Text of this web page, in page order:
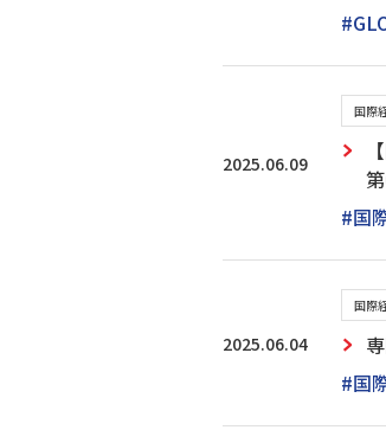
2025.06.09
国際
#国
2025.06.04
国際
#国